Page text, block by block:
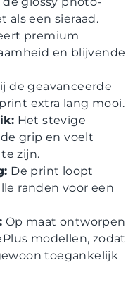
als een sieraad.
premium
en blijvende
de geavanceerde
extra lang mooi.
Het stevige
grip en voelt
zijn.
De print loopt
randen voor een
Op maat ontworpen
modellen, zodat
toegankelijk